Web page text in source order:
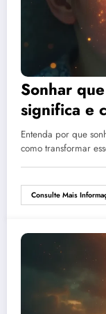
Sonhar
significa e
Entenda por que
como transformar
Consulte Mais